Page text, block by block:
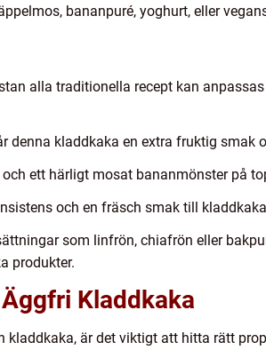
bananpuré, yoghurt, eller
alla traditionella recept kan
kladdkaka en extra fruktig smak
ett härligt mosat bananmönster på
och en fräsch smak till
som linfrön, chiafrön eller
produkter.
Kladdkaka
är det viktigt att hitta rätt